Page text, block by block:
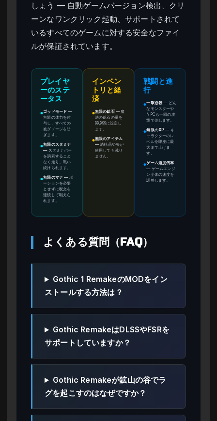
しょう — 自動ゲームバージョン検出、クリ
ーンなワンクリック起動、サポートされて
いるすべてのゲームに対する安全なファイ
ルが保証されています。
プレイヤ
ーのステ
ータス
●ゴッドモード —
無限の体力を付
与し、すべての
被ダメージを防
ぎます。
●無限のスタミナ
— スタミナバー
を消耗すること
なく走り、戦い
続けられます。
●無限のマナ — ポ
ーションを必要
とせずに呪文を
連続して唱えら
れます。
インベン
トリと経
済
●無限の鉱石—魔
法の鉱石の量を
99,999に設定し
ます。
●無限のアイテム
—消耗品や矢が
使用しても減り
ません。
戦闘と進
行
●一撃必殺 — どん
なモンスターや
NPCも一回の攻
撃で倒します。
●無限のXP — キ
ャラクターのレ
ベルを即座に最
大まで上げま
す。
●ゲーム速度倍率
— ゲームエンジ
ン全体の速度を
調整します。
よくある質問（FAQ）
Gothic 1 RemakeのMODをイン
ストールする方法は？
Gothic RemakeはDLSSやFSRを
サポートしていますか？
Gothic Remakeが鉱山の谷でラ
グを起こすのはなぜですか？